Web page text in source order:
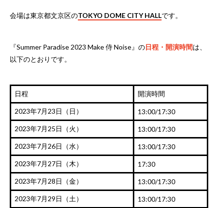
会場は東京都文京区のTOKYO DOME CITY HALLです。
『Summer Paradise 2023 Make 侍 Noise』の日程・開演時間は、
以下のとおりです。
日程 開演時間
2023年7月23日（日） 13:00/17:30
2023年7月25日（火） 13:00/17:30
2023年7月26日（水） 13:00/17:30
2023年7月27日（木） 17:30
2023年7月28日（金） 13:00/17:30
2023年7月29日（土） 13:00/17:30